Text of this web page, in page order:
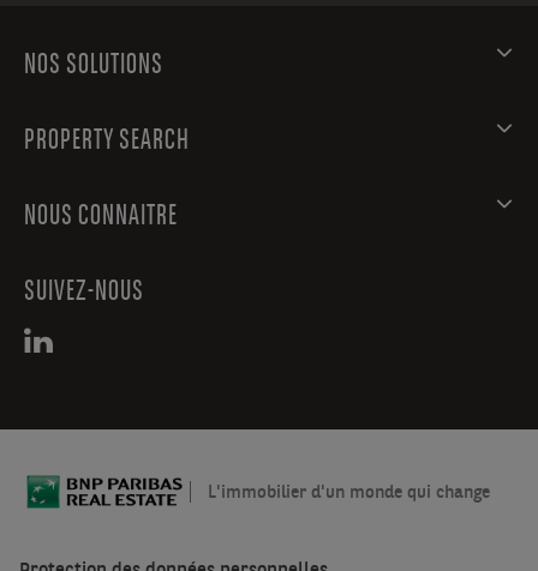
NOS SOLUTIONS
PROPERTY SEARCH
NOUS CONNAITRE
SUIVEZ-NOUS
L'immobilier d'un monde qui change